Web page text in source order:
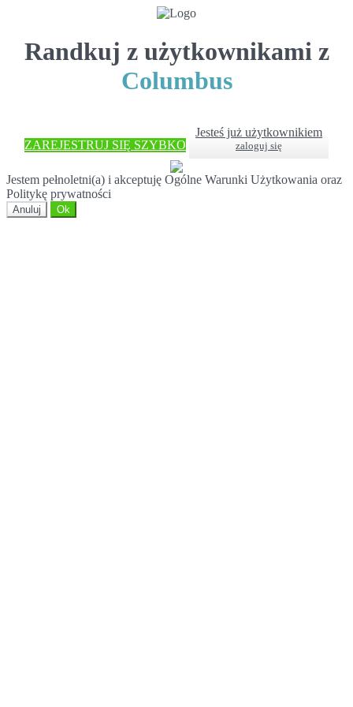
Randkuj z użytkownikami z
Columbus
ZAREJESTRUJ SIĘ SZYBKO
Jesteś już użytkownikiem
zaloguj się
Jestem pełnoletni(a) i akceptuję Ogólne Warunki Użytkowania oraz
Politykę prywatności
Anuluj Ok